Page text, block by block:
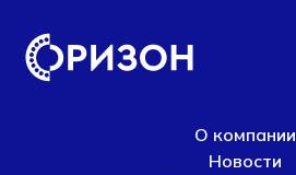
О компании
Новости